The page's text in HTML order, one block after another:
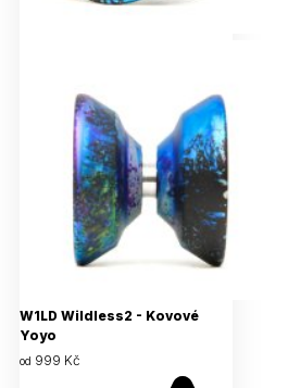
W1LD Wildless2 - Kovové
Yoyo
od 999 Kč